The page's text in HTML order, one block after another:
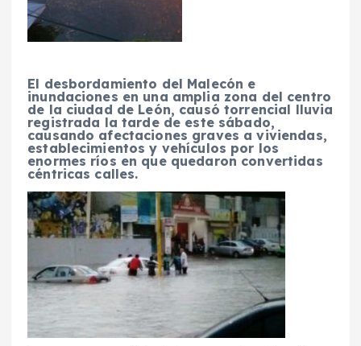
El desbordamiento del Malecón e
inundaciones en una amplia zona del centro
de la ciudad de León, causó torrencial lluvia
registrada la tarde de este sábado,
causando afectaciones graves a viviendas,
establecimientos y vehículos por los
enormes ríos en que quedaron convertidas
céntricas calles.